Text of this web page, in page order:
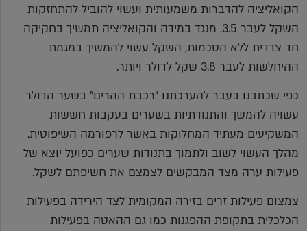
הקואליציה להדברות משמעותית ועשוי להוביל להתחזקות
השקל לעבר 3.5. מנגד במידה והקואליציה תמשיך בחקיקה
חד צדדית ללא הסכמות, השקל עשוי להמשיך במגמת
ההיחלשות לעבר 3.8 שקל לדולר ויותר.
כפי שכתבנו בעבר להערכתנו "רכבת ההרים" בשער הדולר
עשויה להמשך והתנודתיות בשערים בעקבות חששות
המשקיעים מעתיד המחלוקות באשר לרפורמה השיפוטית.
מהלך העשוי לשוב ולתמוך בתנודות שערים כפועל יוצא של
פעילות ערה מצד המבקשים לצמצם את חשיפתם לשקל.
צמצום פעילות זרים בזירה המקומית לצד הירידה בפעילות
הכלכלית בתקופת ההפגנות כמו גם ההאטה בפעילות